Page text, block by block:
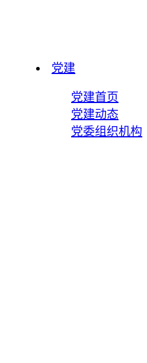
党建
党建首页
党建动态
党委组织机构